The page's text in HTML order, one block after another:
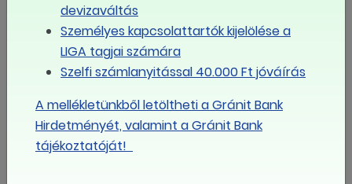
devizaváltás
Személyes kapcsolattartók kijelölése a
LIGA tagjai számára
Szelfi számlanyitással 40.000 Ft jóváírás
A mellékletünkből letöltheti a Gránit Bank
Hirdetményét, valamint a Gránit Bank
tájékoztatóját!